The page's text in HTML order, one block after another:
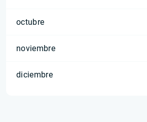
octubre
noviembre
diciembre